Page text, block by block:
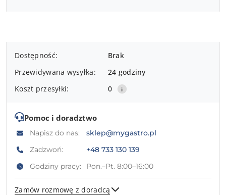
Dostępność
dostawa
Dostępność:
Brak
Przewidywana wysyłka:
24 godziny
Koszt przesyłki:
0
Pomoc i doradztwo
Napisz do nas:
sklep@mygastro.pl
Zadzwoń:
+48 733 130 139
Godziny pracy:
Pon.–Pt. 8:00–16:00
Zamów rozmowę z doradcą